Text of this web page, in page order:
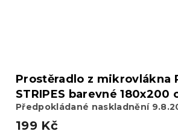
Prostěradlo z mikrovlákna
STRIPES barevné 180x200
Předpokládané naskladnění
199 Kč